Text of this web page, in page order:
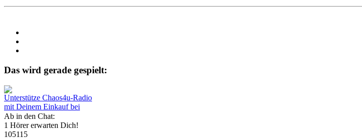
Das wird gerade gespielt:
Unterstütze Chaos4u-Radio
mit Deinem Einkauf bei
Ab in den Chat:
1 Hörer erwarten Dich!
105115